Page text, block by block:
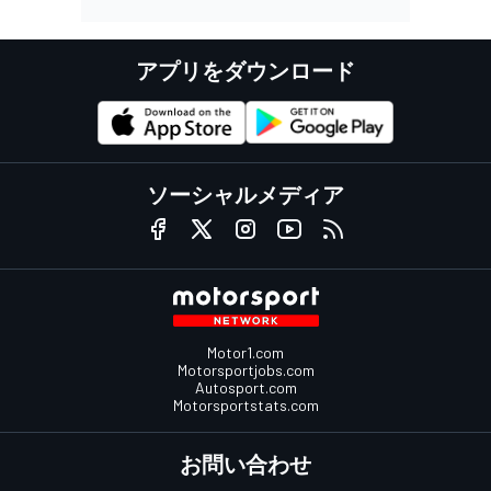
アプリをダウンロード
ソーシャルメディア
Motor1.com
Motorsportjobs.com
Autosport.com
Motorsportstats.com
お問い合わせ